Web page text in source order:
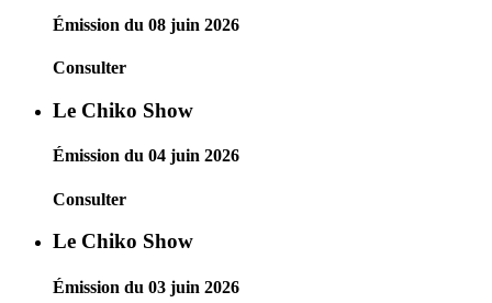
Émission du 08 juin 2026
Consulter
Le Chiko Show
Émission du 04 juin 2026
Consulter
Le Chiko Show
Émission du 03 juin 2026